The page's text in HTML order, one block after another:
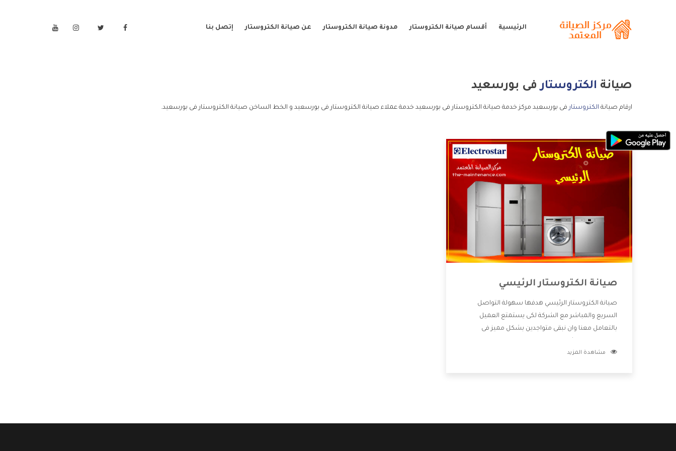
الرئيسية أقسام صيانة الكتروستار مدونة صيانة الكتروستار عن صيانة الكتروستار إتصل بنا
صيانة الكتروستارفى بورسعيد
ارقام صيانة الكتروستار فى بورسعيد مركز خدمة صيانة الكتروستار فى بورسعيد خدمة عملاء صيانة الكتروستار فى بورسعيد و الخط الساخن صيانة الكتروستار فى بورسعيد.
صيانة الكتروستار الرئيسي
صيانة الكتروستار الرئيسي هدفها سهولة التواصل
السريع والمباشر مع الشركة لكى يستمتع العميل
بالتعامل معنا وان نبقى متواجدين بشكل مميز فى
للعميل وان يستمتع بالخدمات التى تنفرد الشركة بها
مشاهدة المزيد